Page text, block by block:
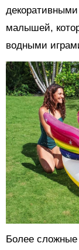
малышей,
водными
Более сложные